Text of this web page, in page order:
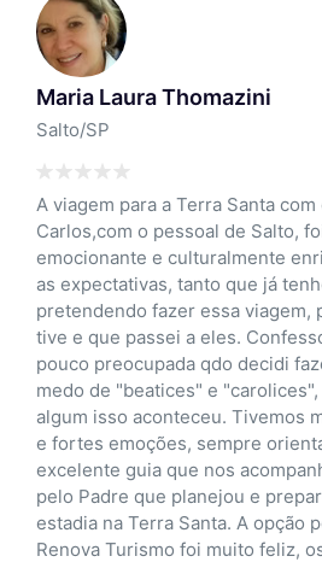
que
e
Ilda Costa
Da viagem que fiz
A equipe da Renova
assistência desde o
Salto ate o momento
estavam a disposição
precisava e acho
foi o que me fez ter
com a Renova... O
os gastos incluindo
onde estávamos
também porque
amigos quando
a Renova que eu
tratando o cliente